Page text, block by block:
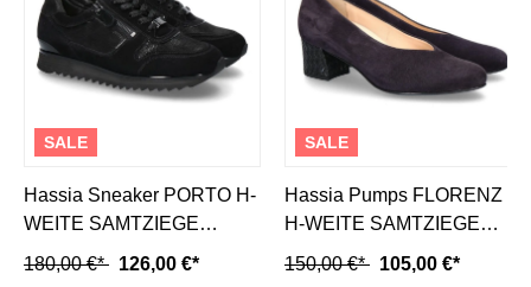
SALE
Hassia Sneaker PORTO H-
WEITE SAMTZIEGE
BLACK
180,00 €* 126,00 €*
SALE
Hassia Pumps FLORENZ
H-WEITE SAMTZIEGE
OCEAN SCHWARZ
150,00 €* 105,00 €*